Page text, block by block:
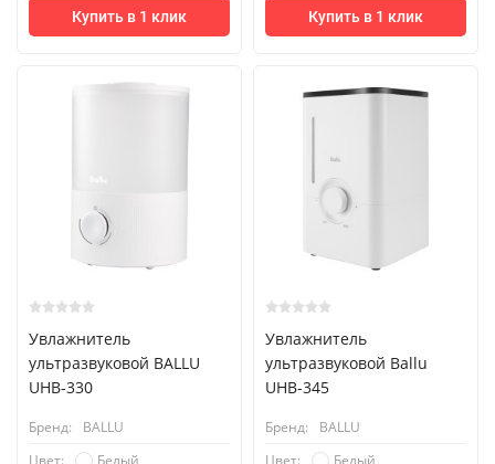
Купить в 1 клик Купить в 1 клик
Увлажнитель
ультразвуковой BALLU
UHB-330
Бренд:
BALLU
Увлажнитель
ультразвуковой Ballu
UHB-345
Бренд:
BALLU